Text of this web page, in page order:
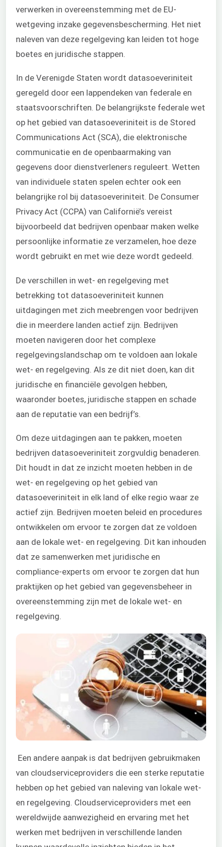
verwerken in overeenstemming met de EU-
wetgeving inzake gegevensbescherming. Het niet
naleven van deze regelgeving kan leiden tot hoge
boetes en juridische stappen.
In de Verenigde Staten wordt datasoeveriniteit
geregeld door een lappendeken van federale en
staatsvoorschriften. De belangrijkste federale wet
op het gebied van datasoeveriniteit is de Stored
Communications Act (SCA), die elektronische
communicatie en de openbaarmaking van
gegevens door dienstverleners reguleert. Wetten
van individuele staten spelen echter ook een
belangrijke rol bij datasoeveriniteit. De Consumer
Privacy Act (CCPA) van Californië’s vereist
bijvoorbeeld dat bedrijven openbaar maken welke
persoonlijke informatie ze verzamelen, hoe deze
wordt gebruikt en met wie deze wordt gedeeld.
De verschillen in wet- en regelgeving met
betrekking tot datasoeveriniteit kunnen
uitdagingen met zich meebrengen voor bedrijven
die in meerdere landen actief zijn. Bedrijven
moeten navigeren door het complexe
regelgevingslandschap om te voldoen aan lokale
wet- en regelgeving. Als ze dit niet doen, kan dit
juridische en financiële gevolgen hebben,
waaronder boetes, juridische stappen en schade
aan de reputatie van een bedrijf’s.
Om deze uitdagingen aan te pakken, moeten
bedrijven datasoeveriniteit zorgvuldig benaderen.
Dit houdt in dat ze inzicht moeten hebben in de
wet- en regelgeving op het gebied van
datasoeveriniteit in elk land of elke regio waar ze
actief zijn. Bedrijven moeten beleid en procedures
ontwikkelen om ervoor te zorgen dat ze voldoen
aan de lokale wet- en regelgeving. Dit kan inhouden
dat ze samenwerken met juridische en
compliance-experts om ervoor te zorgen dat hun
praktijken op het gebied van gegevensbeheer in
overeenstemming zijn met de lokale wet- en
regelgeving.
Een andere aanpak is dat bedrijven gebruikmaken
van cloudserviceproviders die een sterke reputatie
hebben op het gebied van naleving van lokale wet-
en regelgeving. Cloudserviceproviders met een
wereldwijde aanwezigheid en ervaring met het
werken met bedrijven in verschillende landen